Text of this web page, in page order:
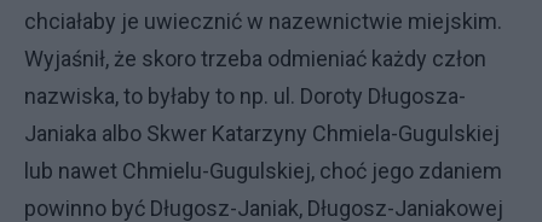
chciałaby je uwiecznić w nazewnictwie miejskim.
Wyjaśnił, że skoro trzeba odmieniać każdy człon
nazwiska, to byłaby to np. ul. Doroty Długosza-
Janiaka albo Skwer Katarzyny Chmiela-Gugulskiej
lub nawet Chmielu-Gugulskiej, choć jego zdaniem
powinno być Długosz-Janiak, Długosz-Janiakowej